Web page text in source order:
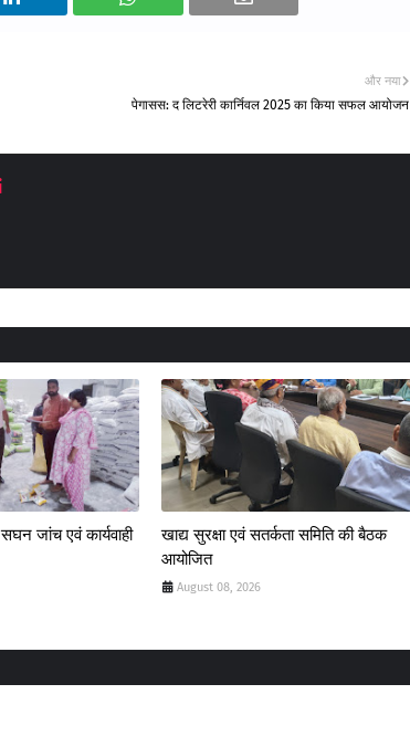
और नया
पेगासस: द लिटरेरी कार्निवल 2025 का किया सफल आयोजन
जांच एवं कार्यवाही
खाद्य सुरक्षा एवं सतर्कता समिति की बैठक
आयोजित
August 08, 2026